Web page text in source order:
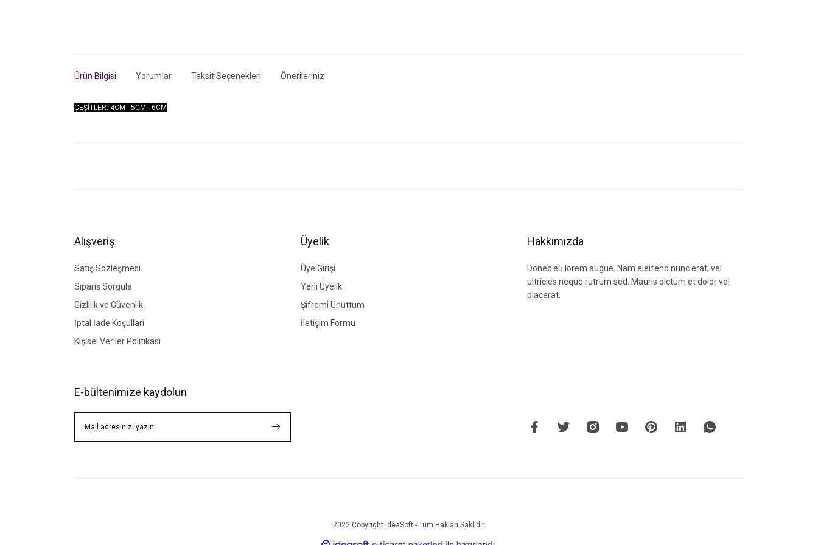
Ürün Bilgisi Yorumlar Taksit Seçenekleri Önerileriniz
ÇEŞİTLER: 4CM - 5CM - 6CM
Ürün fiyatı diğer sitelerden daha pahalı.
Bu ürüne benzer farklı alternatifler olmalı.
Alışveriş
Satış Sözleşmesi
Sipariş Sorgula
Gizlilik ve Güvenlik
İptal İade Koşullari
Kişisel Veriler Politikası
Üyelik
Üye Girişi
Yeni Üyelik
Şifremi Unuttum
İletişim Formu
Hakkımızda
Donec eu lorem augue. Nam eleifend nunc erat, vel
ultricies neque rutrum sed. Mauris dictum et dolor vel
placerat.
E-bültenimize kaydolun
2022 Copyright IdeaSoft - Tüm Hakları Saklıdır.